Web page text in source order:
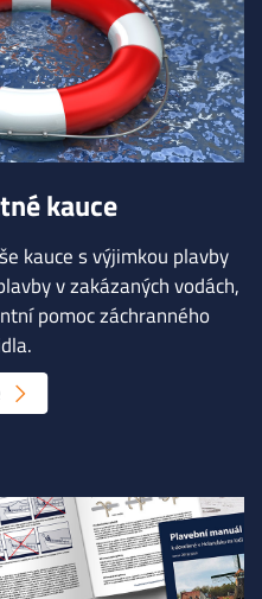
kauce
kauce s výjimkou plavby
v zakázaných vodách,
pomoc záchranného